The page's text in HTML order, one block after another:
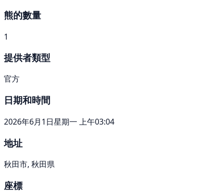
熊的數量
1
提供者類型
官方
日期和時間
2026年6月1日星期一 上午03:04
地址
秋田市, 秋田県
座標